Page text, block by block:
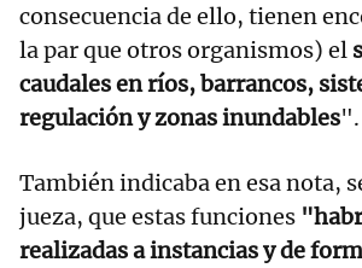
consecuencia de ello, tienen
la par que otros organismos) el
caudales en ríos, barrancos,
regulación y zonas inundables".
También indicaba en esa nota,
jueza, que estas funciones
realizadas a instancias y de